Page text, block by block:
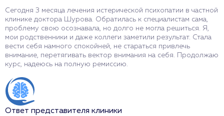
Сегодня 3 месяца лечения истерической психопатии в частной
клинике доктора Шурова. Обратилась к специалистам сама,
проблему свою осознавала, но долго не могла решиться. Я,
мои родственники и даже коллеги заметили результат. Стала
вести себя намного спокойней, не стараться привлечь
внимание, перетягивать вектор внимания на себя. Продолжаю
курс, надеюсь на полную ремиссию.
Ответ представителя клиники